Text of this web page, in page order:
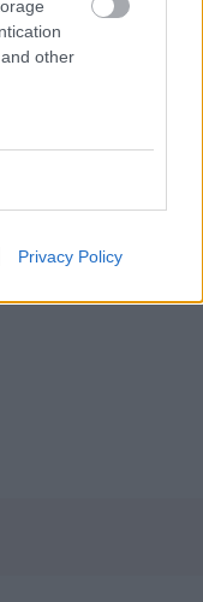
other
Privacy Policy